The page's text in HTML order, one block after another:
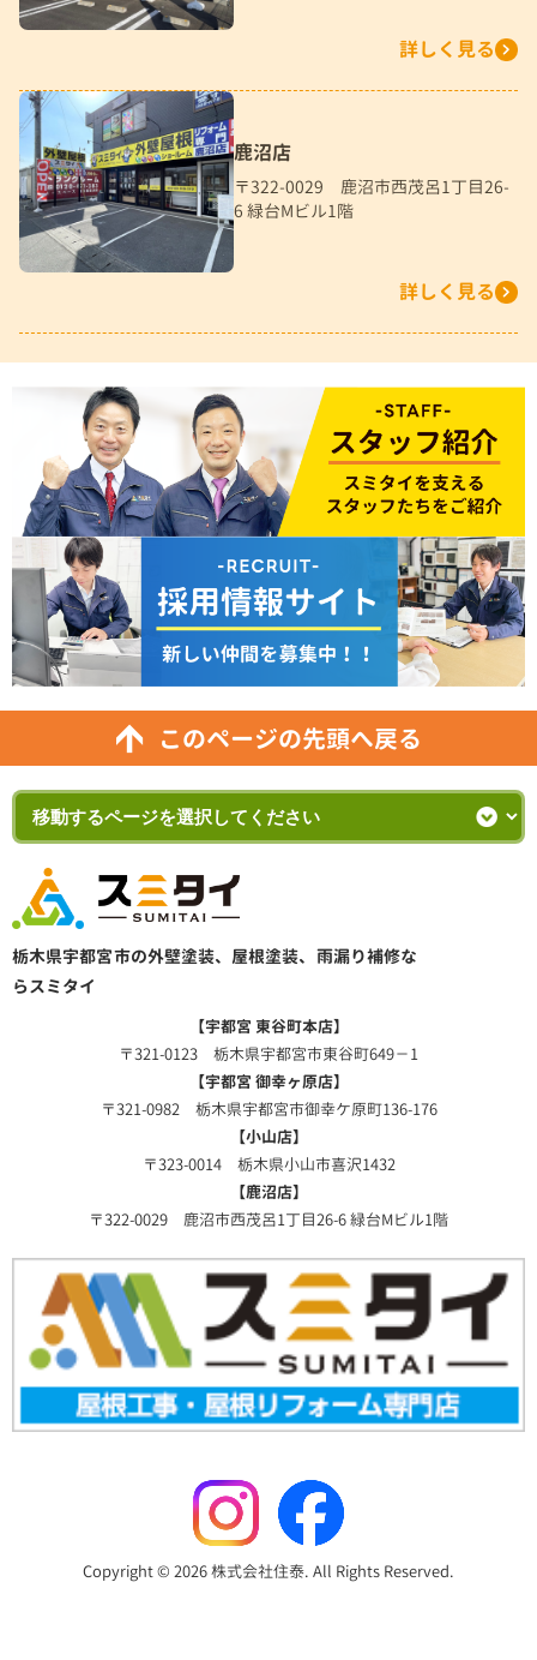
詳しく見る
鹿沼店
〒322-0029 鹿沼市西茂呂1丁目26-
6 緑台Mビル1階
詳しく見る
このページの先頭へ戻る
栃木県宇都宮市の外壁塗装、屋根塗装、雨漏り補修な
らスミタイ
【宇都宮 東谷町本店】
〒321-0123 栃木県宇都宮市東谷町649－1
【宇都宮 御幸ヶ原店】
〒321-0982 栃木県宇都宮市御幸ケ原町136-176
【小山店】
〒323-0014 栃木県小山市喜沢1432
【鹿沼店】
〒322-0029 鹿沼市西茂呂1丁目26-6 緑台Mビル1階
Copyright © 2026 株式会社住泰. All Rights Reserved.